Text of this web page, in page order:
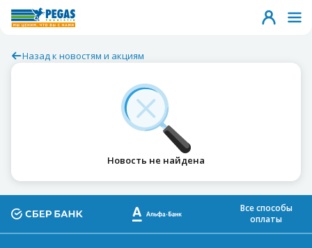
Назад к новостям и акциям
Новость не найдена
Все способы
оплаты